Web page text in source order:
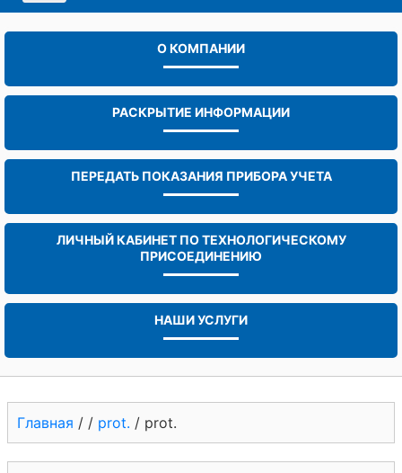
О КОМПАНИИ
РАСКРЫТИЕ ИНФОРМАЦИИ
ПЕРЕДАТЬ ПОКАЗАНИЯ ПРИБОРА УЧЕТА
ЛИЧНЫЙ КАБИНЕТ ПО ТЕХНОЛОГИЧЕСКОМУ
ПРИСОЕДИНЕНИЮ
НАШИ УСЛУГИ
Главная / / prot. / prot.